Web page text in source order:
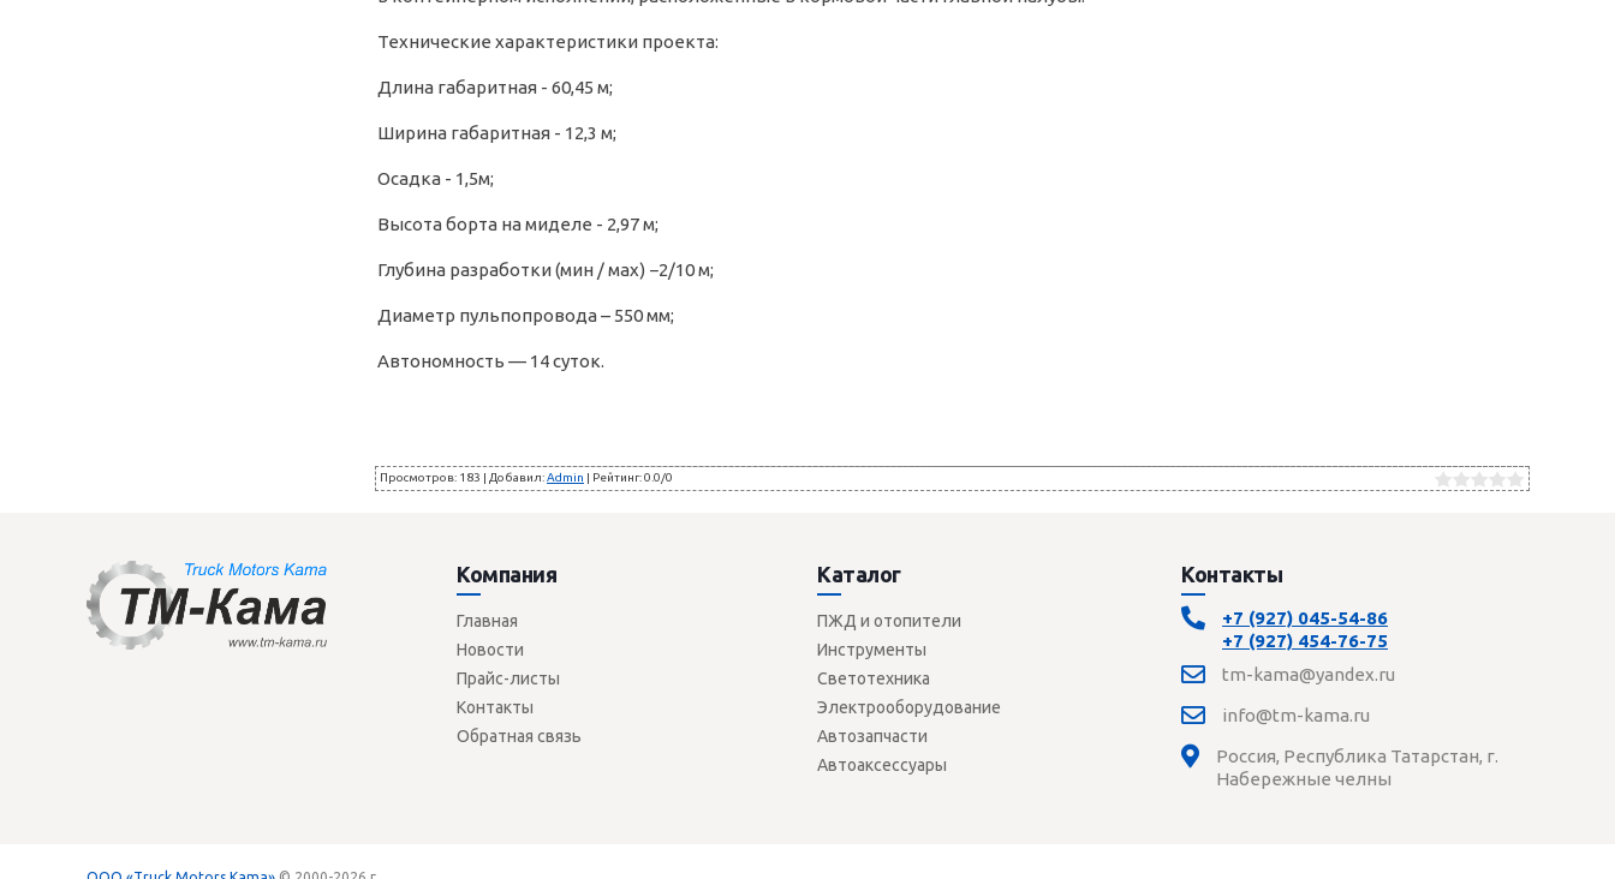
Технические характеристики проекта:
Длина габаритная - 60,45 м;
Ширина габаритная - 12,3 м;
Осадка - 1,5м;
Высота борта на миделе - 2,97 м;
Глубина разработки (мин / мах) −2/10 м;
Диаметр пульпопровода – 550 мм;
Автономность — 14 суток.
Просмотров: 183 | Добавил:Admin | Рейтинг:0.0/0
Компания
Главная
Новости
Прайс-листы
Контакты
Обратная связь
Каталог
ПЖД и отопители
Инструменты
Светотехника
Электрооборудование
Автозапчасти
Автоаксессуары
Контакты
+7 (927) 045-54-86
+7 (927) 454-76-75
tm-kama@yandex.ru
info@tm-kama.ru
Россия, Республика Татарстан, г.
Набережные челны